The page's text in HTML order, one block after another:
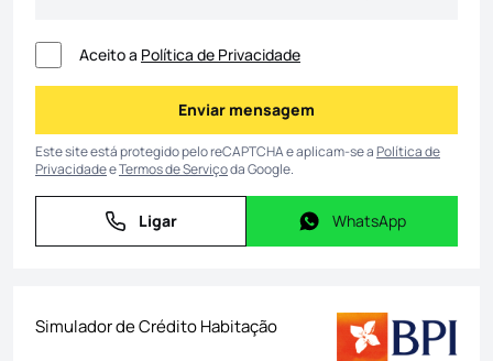
Aceito a Política de Privacidade
Enviar mensagem
Enviar mensagem
Este site está protegido pelo reCAPTCHA e aplicam-se aPolítica de
PrivacidadeeTermos de Serviçoda Google.
Ligar
Ligar WhatsApp
WhatsApp
Simulador de Crédito Habitação